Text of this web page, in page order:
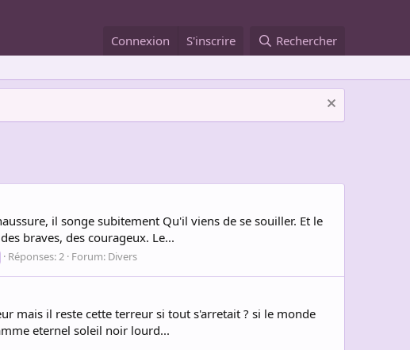
Connexion S'inscrire Rechercher
il songe subitement Qu'il viens de se souiller. Et le
braves, des courageux. Le...
Réponses: 2 Forum: Divers
mais il reste cette terreur si tout s'arretait ? si le monde
eternel soleil noir lourd...